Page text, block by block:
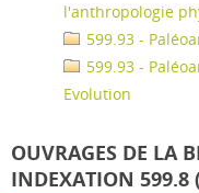
l'anthropologie
599.93 -
599.93 -
Evolution
OUVRAGES DE LA
INDEXATION 599.8